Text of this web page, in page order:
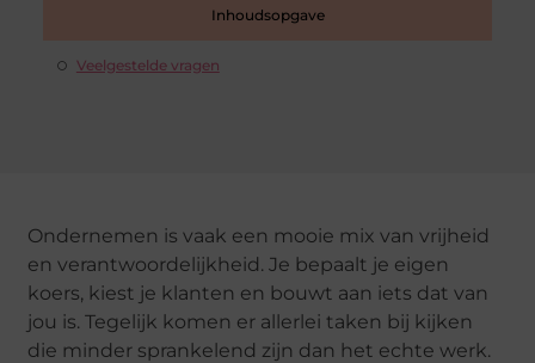
Inhoudsopgave
Veelgestelde vragen
Ondernemen is vaak een mooie mix van vrijheid
en verantwoordelijkheid. Je bepaalt je eigen
koers, kiest je klanten en bouwt aan iets dat van
jou is. Tegelijk komen er allerlei taken bij kijken
die minder sprankelend zijn dan het echte werk.